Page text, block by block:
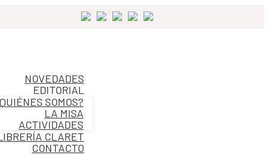
NOVEDADES
EDITORIAL
SOMOS?
LA MISA
ACTIVIDADES
CLARET
CONTACTO